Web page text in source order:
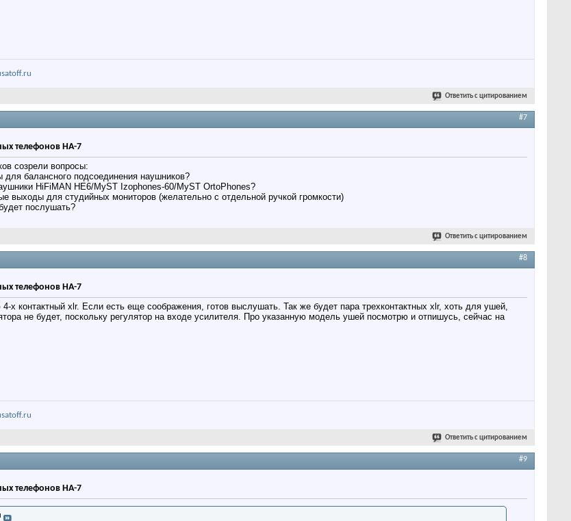
Ответить с цитированием
#7
телефонов HA-7
созрели вопросы:
для балансного подсоединения наушников?
HiFiMAN HE6/MyST Izophones-60/MyST OrtoPhones?
выходы для студийных мониторов (желательно с отдельной ручкой громкости)
послушать?
Ответить с цитированием
#8
телефонов HA-7
контактный xlr. Если есть еще соображения, готов выслушать. Так же будет пара трехконтактных xlr, хоть для ушей,
не будет, поскольку регулятор на входе усилителя. Про указанную модель ушей посмотрю и отпишусь, сейчас на
Ответить с цитированием
#9
телефонов HA-7